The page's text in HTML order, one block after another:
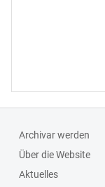
Archivar werden
Über die Website
Aktuelles